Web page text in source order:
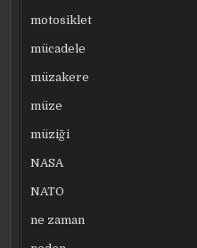
motosiklet
mücadele
müzakere
müze
müziği
NASA
NATO
ne zaman